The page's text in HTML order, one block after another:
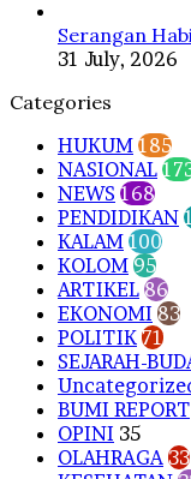
Serangan
31 July, 2026
Categories
HUKUM 185
NASIONAL
NEWS 168
PENDIDIKAN
KALAM 100
KOLOM 95
ARTIKEL 86
EKONOMI 83
POLITIK 71
SEJARAH-
BUMI REPORT
OPINI 35
OLAHRAGA 33